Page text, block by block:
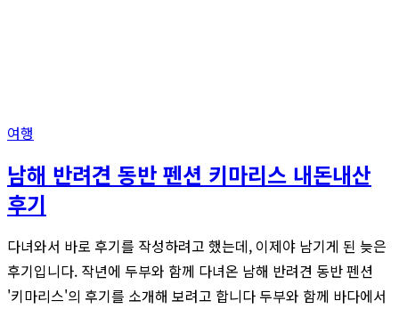
여행
남해 반려견 동반 펜션 키마리스 내돈내산
후기
다녀와서 바로 후기를 작성하려고 했는데, 이제야 남기게 된 늦은
후기입니다. 작년에 두부와 함께 다녀온 남해 반려견 동반 펜션
'키마리스'의 후기를 소개해 보려고 합니다 두부와 함께 바다에서